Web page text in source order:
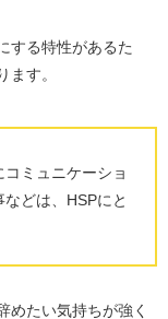
する特性があるた
す。
ミュニケーショ
どは、HSPにと
めたい気持ちが強く